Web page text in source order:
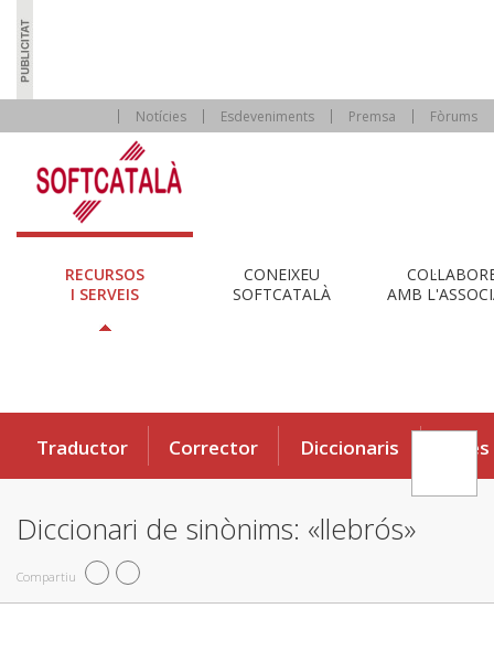
Notícies Esdeveniments Premsa Fòrums
RECURSOS
I SERVEIS
CONEIXEU
SOFTCATALÀ
AMB
Traductor Corrector Diccionaris Eines
Diccionari de sinònims: «llebrós»
Compartiu